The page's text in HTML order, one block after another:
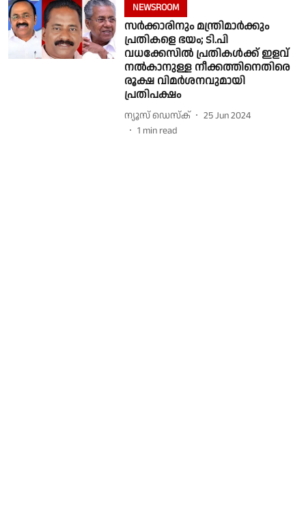
NEWSROOM
സർക്കാരിനും മന്ത്രിമാർക്കും
പ്രതികളെ ഭയം; ടി.പി
വധക്കേസിൽ പ്രതികൾക്ക് ഇളവ്
നൽകാനുള്ള നീക്കത്തിനെതിരെ
രൂക്ഷ വിമർശനവുമായി
പ്രതിപക്ഷം
ന്യൂസ് ഡെസ്ക്
25 Jun 2024
1 min read